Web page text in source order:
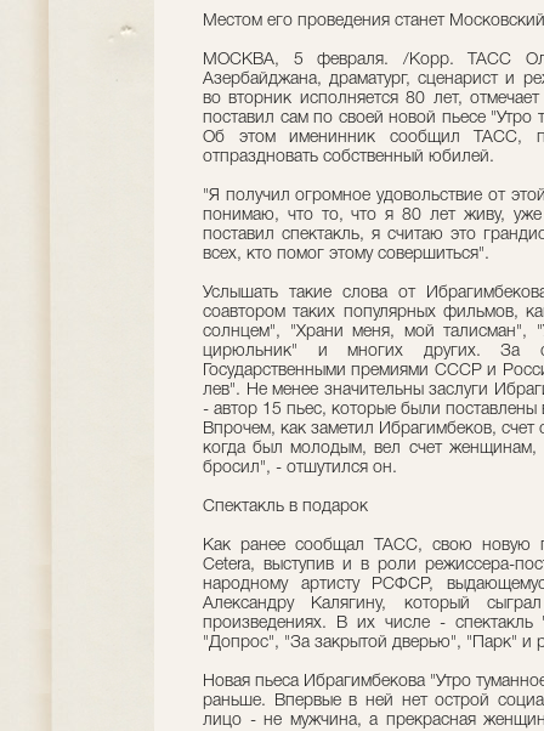
Местом его проведения станет
МОСКВА, 5 февраля. /Корр. ТАСС
Азербайджана, драматург, сценарист и
во вторник исполняется 80 лет,
поставил сам по своей новой пьесе "Утро
Об этом именинник сообщил ТАСС,
отпраздновать собственный юбилей.
"Я получил огромное удовольствие от
понимаю, что то, что я 80 лет живу,
поставил спектакль, я считаю это
всех, кто помог этому совершиться".
Услышать такие слова от
соавтором таких популярных фильмов,
солнцем", "Храни меня, мой талисман",
цирюльник" и многих других. За
Государственными премиями СССР и
лев". Не менее значительны заслуги
- автор 15 пьес, которые были поставлены
Впрочем, как заметил Ибрагимбеков,
когда был молодым, вел счет
бросил", - отшутился он.
Спектакль в подарок
Как ранее сообщал ТАСС, свою новую
Cetera, выступив и в роли режиссера-
народному артисту РСФСР,
Александру Калягину, который
произведениях. В их числе -
"Допрос", "За закрытой дверью", "Парк" и
Новая пьеса Ибрагимбекова "Утро
раньше. Впервые в ней нет острой
лицо - не мужчина, а прекрасная